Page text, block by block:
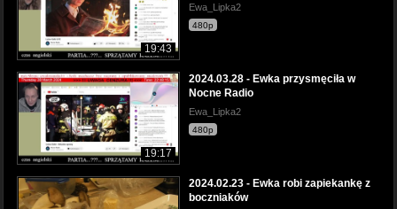
19:43
Ewa_Lipka2
480p
19:17
2024.03.28 - Ewka przysmęciła w
Nocne Radio
Ewa_Lipka2
480p
2024.02.23 - Ewka robi zapiekankę z
boczniaków